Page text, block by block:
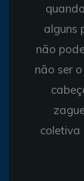
alguns
não
não ser
coletiva